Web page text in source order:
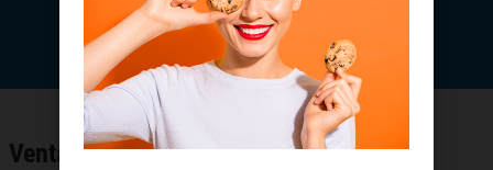
Ventajas de Punto WIFI